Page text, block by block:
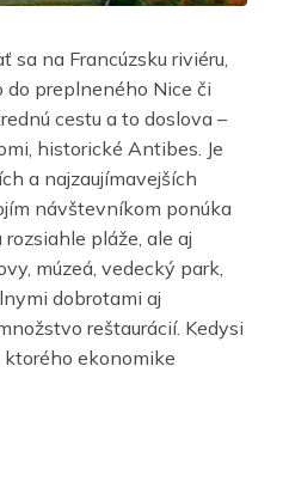
sa na Francúzsku riviéru,
preplneného Nice či
cestu a to doslova –
historické Antibes. Je
a najzaujímavejších
návštevníkom ponúka
pláže, ale aj
múzeá, vedecký park,
dobrotami aj
reštaurácií. Kedysi
ekonomike